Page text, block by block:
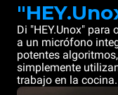
Di "HEY.Unox"
a un micrófono
potentes
simplemente
trabajo en la cocina.